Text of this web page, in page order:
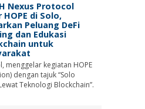
Nexus Protocol
HOPE di Solo,
Peluang DeFi
dan Edukasi
untuk
menggelar kegiatan HOPE
dengan tajuk “Solo
Teknologi Blockchain”.